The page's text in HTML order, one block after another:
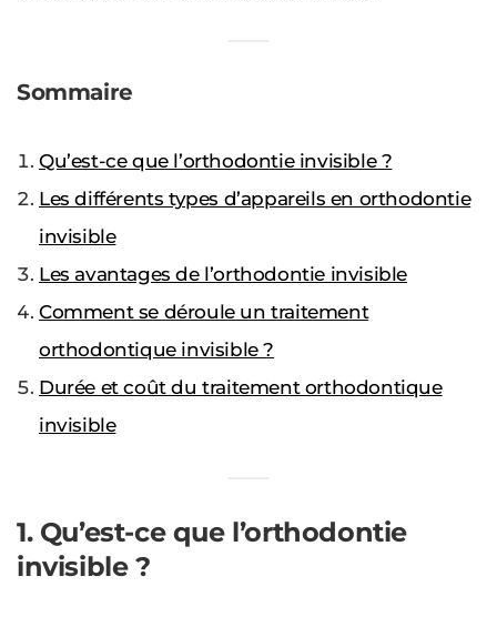
Sommaire
Qu’est-ce que l’orthodontie invisible ?
Les différents types d’appareils en orthodontie
invisible
Les avantages de l’orthodontie invisible
Comment se déroule un traitement
orthodontique invisible ?
Durée et coût du traitement orthodontique
invisible
1. Qu’est-ce que l’orthodontie
invisible ?